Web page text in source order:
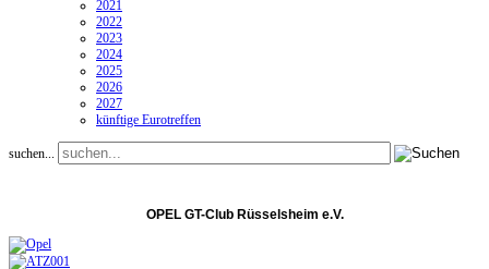
2021
2022
2023
2024
2025
2026
2027
künftige Eurotreffen
suchen...
OPEL GT-Club Rüsselsheim e.V.